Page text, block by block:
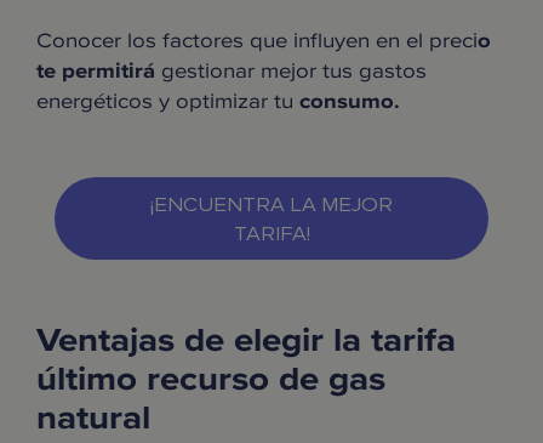
Conocer los factores que influyen en el precio
te permitirá gestionar mejor tus gastos
energéticos y optimizar tu consumo.
¡ENCUENTRA LA MEJOR
TARIFA!
Ventajas de elegir la tarifa
último recurso de gas
natural